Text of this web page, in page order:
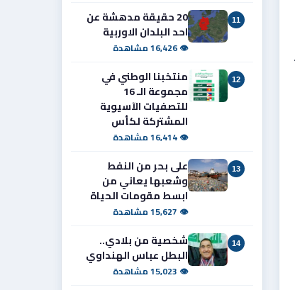
11
20 حقيقة مدهشة عن
احد البلدان الاوربية
👁 16,426 مشاهدة
12
منتخبنا الوطني في
مجموعة الـ 16
للتصفيات الآسيوية
المشتركة لكأس
👁 16,414 مشاهدة
13
على بحر من النفط
وشعبها يعاني من
ابسط مقومات الحياة
👁 15,627 مشاهدة
14
شخصية من بلادي..
البطل عباس الهنداوي
👁 15,023 مشاهدة